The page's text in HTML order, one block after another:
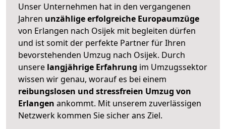
Unser Unternehmen hat in den vergangenen
Jahren unzählige erfolgreiche Europaumzüge
von Erlangen nach Osijek mit begleiten dürfen
und ist somit der perfekte Partner für Ihren
bevorstehenden Umzug nach Osijek. Durch
unsere langjährige Erfahrung im Umzugssektor
wissen wir genau, worauf es bei einem
reibungslosen und stressfreien Umzug von
Erlangen ankommt. Mit unserem zuverlässigen
Netzwerk kommen Sie sicher ans Ziel.